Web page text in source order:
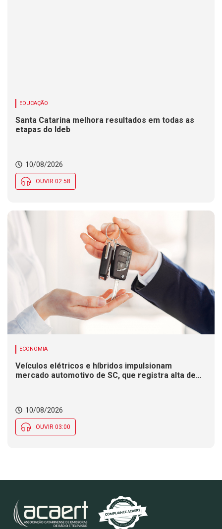
EDUCAÇÃO
Santa Catarina melhora resultados em todas as
etapas do Ideb
10/08/2026
OUVIR 02:58
ECONOMIA
Veículos elétricos e híbridos impulsionam
mercado automotivo de SC, que registra alta de
10/08/2026
OUVIR 03:00